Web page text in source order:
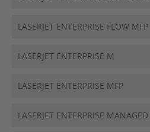
LASERJET ENTERPRISE FLOW MFP
LASERJET ENTERPRISE M
LASERJET ENTERPRISE MFP
LASERJET ENTERPRISE MANAGED